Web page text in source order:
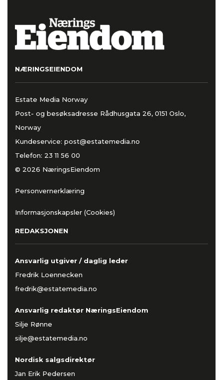
NÆRINGSEIENDOM
Estate Media Norway
Post- og besøksadresse Rådhusgata 26, 0151 Oslo,
Norway
Kundeservice: post@estatemedia.no
Telefon: 23 11 56 00
© 2026 NæringsEiendom
Personvernerklæring
Informasjonskapsler (Cookies)
REDAKSJONEN
Ansvarlig utgiver / daglig leder
Fredrik Loennecken
fredrik@estatemedia.no
Ansvarlig redaktør NæringsEiendom
Silje Rønne
silje@estatemedia.no
Nordisk salgsdirektør
Jan Erik Pedersen